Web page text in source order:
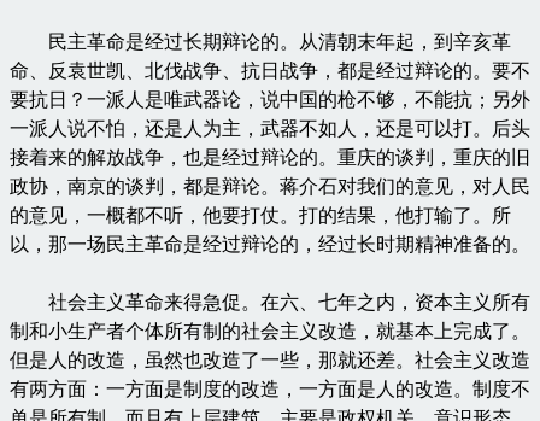
民主革命是经过长期辩论的。从清朝末年起，到辛亥革
命、反袁世凯、北伐战争、抗日战争，都是经过辩论的。要不
要抗日？一派人是唯武器论，说中国的枪不够，不能抗；另外
一派人说不怕，还是人为主，武器不如人，还是可以打。后头
接着来的解放战争，也是经过辩论的。重庆的谈判，重庆的旧
政协，南京的谈判，都是辩论。蒋介石对我们的意见，对人民
的意见，一概都不听，他要打仗。打的结果，他打输了。所
以，那一场民主革命是经过辩论的，经过长时期精神准备的。
社会主义革命来得急促。在六、七年之内，资本主义所有
制和小生产者个体所有制的社会主义改造，就基本上完成了。
但是人的改造，虽然也改造了一些，那就还差。社会主义改造
有两方面：一方面是制度的改造，一方面是人的改造。制度不